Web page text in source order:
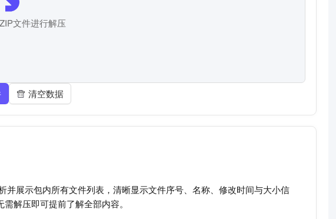
文件进行解压
清空数据
展示包内所有文件列表，清晰显示文件序号、名称、修改时间与大小信
解压即可提前了解全部内容。